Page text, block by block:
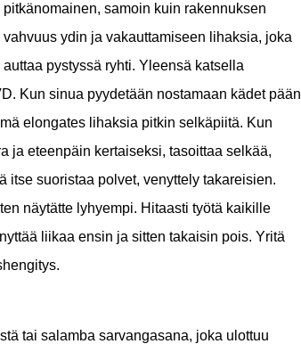
pitkänomainen, samoin kuin rakennuksen
vahvuus ydin ja vakauttamiseen lihaksia, joka
auttaa pystyssä ryhti. Yleensä katsella
Kun sinua pyydetään nostamaan kädet pään
elongates lihaksia pitkin selkäpiitä. Kun
ja eteenpäin kertaiseksi, tasoittaa selkää,
itse suoristaa polvet, venyttely takareisien.
näytätte lyhyempi. Hitaasti työtä kaikille
liikaa ensin ja sitten takaisin pois. Yritä
tai salamba sarvangasana, joka ulottuu